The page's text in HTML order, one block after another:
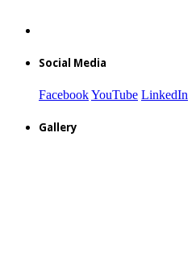
Social Media
FacebookYouTube LinkedIn
Gallery